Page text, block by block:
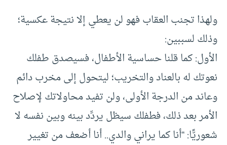
ولهذا تجنب العقاب فهو لن يعطي إلا نتيجة عكسية؛
وذلك لسببين:
الأول: كما قلنا حساسية الأطفال، فسيصدق طفلك
نعوتك له بالعناد والتخريب؛ ليتحول إلى مخرب دائم
وعاند من الدرجة الأولى، ولن تفيد محاولاتك لإصلاح
الأمر بعد ذلك، فطفلك سيظل يردِّد بينه وبين نفسه لا
شعوريًّا: “أنا كما يراني والدي.. أنا أضعف من تغيير